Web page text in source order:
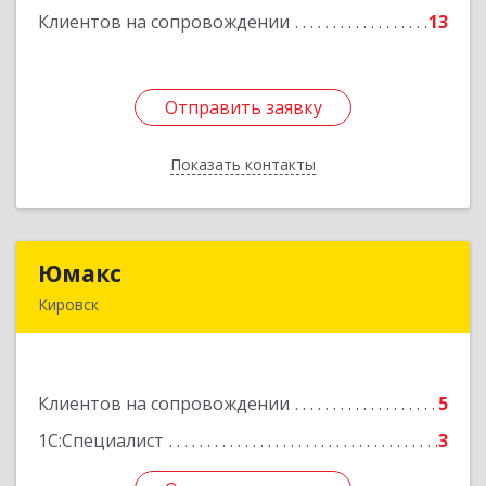
Клиентов на сопровождении 13
Отправить заявку
Показать контакты
Отправить заявку
Назад
Юмакс
Кировск
Клиентов на сопровождении
5
1С:Специалист
3
Подробнее